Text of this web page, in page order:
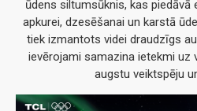
ūdens siltumsūknis, kas
apkurei, dzesēšanai un karstā
tiek izmantots videi draudzīgs
ievērojami samazina ietekmi uz
augstu veiktspēju